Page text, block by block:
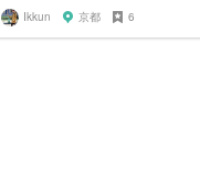
Ikkun 京都 6